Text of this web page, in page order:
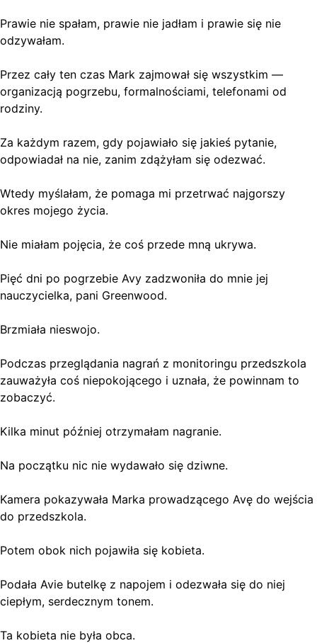
Prawie nie spałam, prawie nie jadłam i prawie się nie
odzywałam.
Przez cały ten czas Mark zajmował się wszystkim —
organizacją pogrzebu, formalnościami, telefonami od
rodziny.
Za każdym razem, gdy pojawiało się jakieś pytanie,
odpowiadał na nie, zanim zdążyłam się odezwać.
Wtedy myślałam, że pomaga mi przetrwać najgorszy
okres mojego życia.
Nie miałam pojęcia, że coś przede mną ukrywa.
Pięć dni po pogrzebie Avy zadzwoniła do mnie jej
nauczycielka, pani Greenwood.
Brzmiała nieswojo.
Podczas przeglądania nagrań z monitoringu przedszkola
zauważyła coś niepokojącego i uznała, że powinnam to
zobaczyć.
Kilka minut później otrzymałam nagranie.
Na początku nic nie wydawało się dziwne.
Kamera pokazywała Marka prowadzącego Avę do wejścia
do przedszkola.
Potem obok nich pojawiła się kobieta.
Podała Avie butelkę z napojem i odezwała się do niej
ciepłym, serdecznym tonem.
Ta kobieta nie była obca.